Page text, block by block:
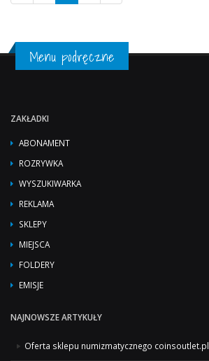
Menu podręczne
ZAKŁADKI
ABONAMENT
ROZRYWKA
WYSZUKIWARKA
REKLAMA
SKLEPY
MIEJSCA
FOLDERY
EMISJE
NAJNOWSZE ARTYKUŁY
Oferta sklepu numizmatycznego coinsoutlet.pl